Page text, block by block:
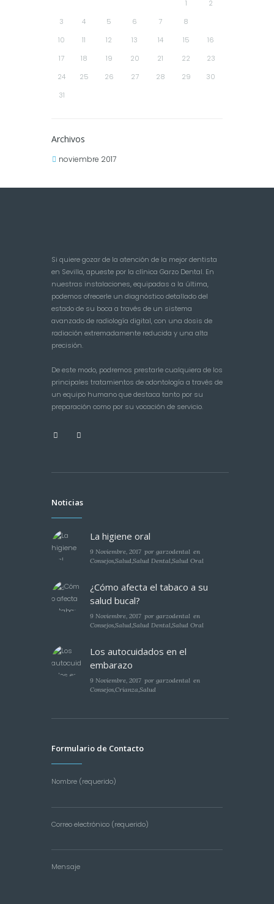
1
2
3
4 5 6 7 8
10
11 12 13 14 15
16
17
18 19 20 21 22
23
24
25 26 27 28 29
30
31
Archivos
noviembre 2017
Si quiere gozar de la atención de la mejor dentista
en Sevilla, apueste por la clínica Garzo Dental. En
nuestras instalaciones, equipadas a la última,
podemos ofrecerle un diagnóstico detallado del
estado de su boca a través de un sistema
avanzado de radiología digital, con una dosis de
radiación extremadamente reducida y una alta
precisión.
De este modo, podremos prestarle cualquiera de los
principales tratamientos de odontología a través de
un equipo humano que destaca tanto por su
preparación como por su vocación de servicio.
Noticias
La higiene oral
9 Noviembre, 2017 porgarzodental en
Consejos,Salud,Salud Dental,Salud Oral
¿Cómo afecta el tabaco a su
salud bucal?
9 Noviembre, 2017 porgarzodental en
Consejos,Salud,Salud Dental,Salud Oral
Los autocuidados en el
embarazo
9 Noviembre, 2017 porgarzodental en
Consejos,Crianza,Salud
Formulario de Contacto
Nombre (requerido)
Correo electrónico (requerido)
Mensaje